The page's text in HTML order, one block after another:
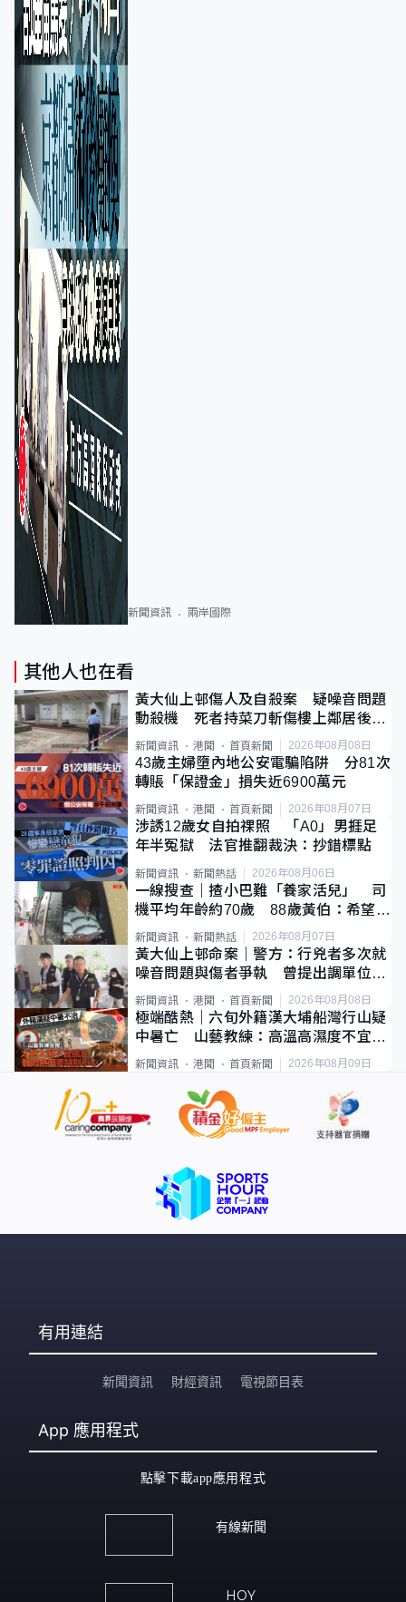
新聞資訊 兩岸國際
其他人也在看
黃大仙上邨傷人及自殺案 疑噪音問題
動殺機 死者持菜刀斬傷樓上鄰居後墮
斃
新聞資訊 港聞 首頁新聞 2026年08月08日
43歲主婦墮內地公安電騙陷阱 分81次
轉賬「保證金」損失近6900萬元
新聞資訊 港聞 首頁新聞 2026年08月07日
涉誘12歲女自拍祼照 「A0」男捱足
年半冤獄 法官推翻裁決：抄錯標點
新聞資訊 新聞熱話 2026年08月06日
一線搜查｜揸小巴難「養家活兒」 司
機平均年齡約70歲 88歲黃伯：希望一
直揸落去
新聞資訊 新聞熱話 2026年08月07日
黃大仙上邨命案｜警方：行兇者多次就
噪音問題與傷者爭執 曾提出調單位已
獲批
新聞資訊 港聞 首頁新聞 2026年08月08日
極端酷熱｜六旬外籍漢大埔船灣行山疑
中暑亡 山藝教練：高溫高濕度不宜遠
足
新聞資訊 港聞 首頁新聞 2026年08月09日
有用連結
新聞資訊 財經資訊 電視節目表
App 應用程式
點擊下載app應用程式
有線新聞
HOY